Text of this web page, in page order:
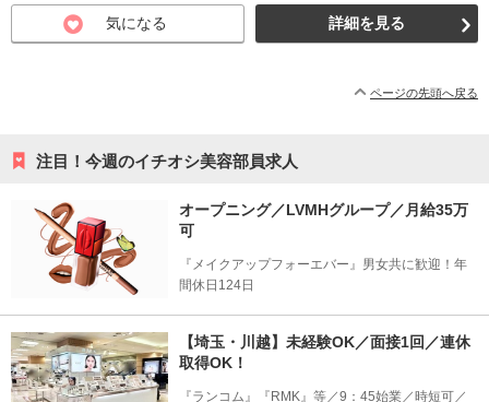
気になる 詳細を見る
ページの先頭へ戻る
注目！今週のイチオシ美容部員求人
オープニング／LVMHグループ／月給35万
可
『メイクアップフォーエバー』男女共に歓迎！年
間休日124日
【埼玉・川越】未経験OK／面接1回／連休
取得OK！
『ランコム』『RMK』等／9：45始業／時短可／